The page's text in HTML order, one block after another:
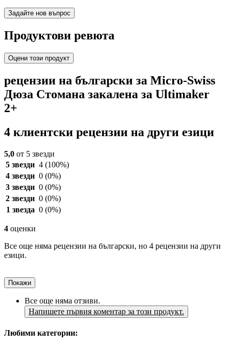
Задайте нов въпрос
Продуктови ревюта
Оцени този продукт
рецензии на български за Micro-Swiss
Дюза Стомана закалена за Ultimaker
2+
4 клиентски рецензии на други езици
5,0 от 5 звезди
5 звезди 4 (100%)
4 звезди 0 (0%)
3 звезди 0 (0%)
2 звезди 0 (0%)
1 звезда 0 (0%)
4 оценки
Все още няма рецензии на български, но 4 рецензии на други
езици.
Покажи
Все още няма отзиви.
Напишете първия коментар за този продукт.
Любими категории: